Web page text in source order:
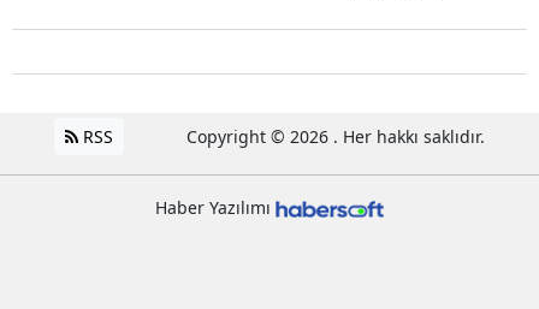
RSS Copyright © 2026 . Her hakkı saklıdır.
Haber Yazılımı